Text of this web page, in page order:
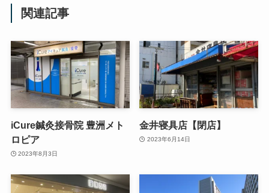
関連記事
iCure鍼灸接骨院 豊洲メト
ロピア
2023年8月3日
金井寝具店【閉店】
2023年6月14日